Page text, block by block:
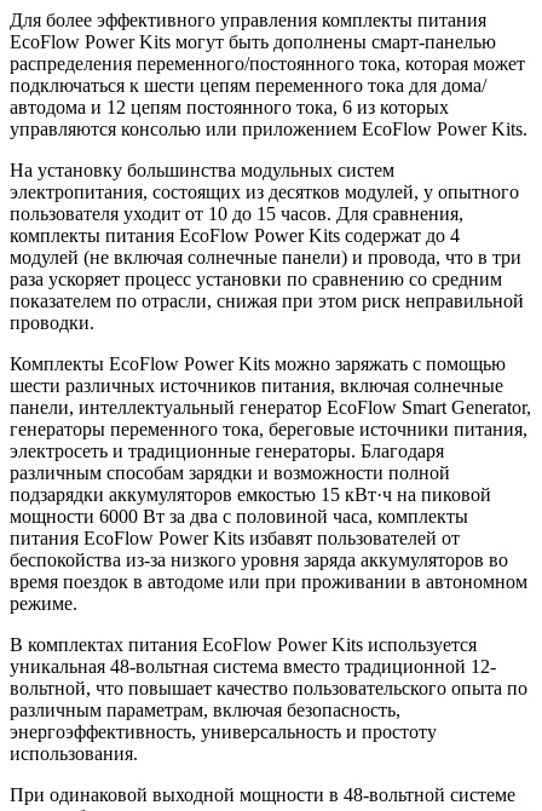
Для более эффективного управления комплекты питания
EcoFlow Power Kits могут быть дополнены смарт-панелью
распределения переменного/постоянного тока, которая может
подключаться к шести цепям переменного тока для дома/
автодома и 12 цепям постоянного тока, 6 из которых
управляются консолью или приложением EcoFlow Power Kits.
На установку большинства модульных систем
электропитания, состоящих из десятков модулей, у опытного
пользователя уходит от 10 до 15 часов. Для сравнения,
комплекты питания EcoFlow Power Kits содержат до 4
модулей (не включая солнечные панели) и провода, что в три
раза ускоряет процесс установки по сравнению со средним
показателем по отрасли, снижая при этом риск неправильной
проводки.
Комплекты EcoFlow Power Kits можно заряжать с помощью
шести различных источников питания, включая солнечные
панели, интеллектуальный генератор EcoFlow Smart Generator,
генераторы переменного тока, береговые источники питания,
электросеть и традиционные генераторы. Благодаря
различным способам зарядки и возможности полной
подзарядки аккумуляторов емкостью 15 кВт·ч на пиковой
мощности 6000 Вт за два с половиной часа, комплекты
питания EcoFlow Power Kits избавят пользователей от
беспокойства из-за низкого уровня заряда аккумуляторов во
время поездок в автодоме или при проживании в автономном
режиме.
В комплектах питания EcoFlow Power Kits используется
уникальная 48-вольтная система вместо традиционной 12-
вольтной, что повышает качество пользовательского опыта по
различным параметрам, включая безопасность,
энергоэффективность, универсальность и простоту
использования.
При одинаковой выходной мощности в 48-вольтной системе